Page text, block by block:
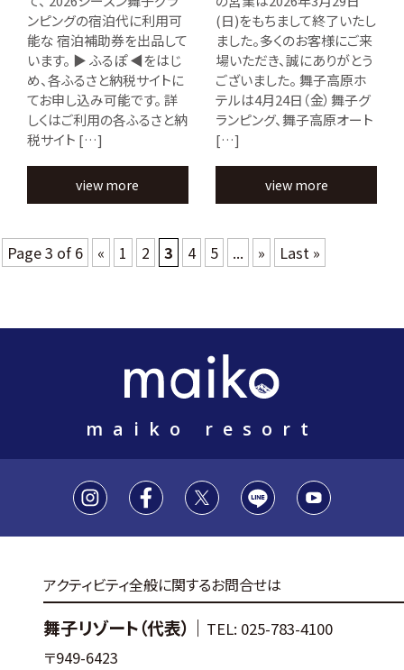
ンピングの宿泊代に利用可
能な 宿泊補助券を出品して
います。 ▶ ふるぽ ◀をはじ
め、各ふるさと納税サイトに
てお申し込み可能です。 詳
しくはご利用の各ふるさと納
税サイト […]
view more
(日)をもちまして終了いたし
ました。多くのお客様にご来
場いただき、誠にありがとう
ございました。 舞子高原ホ
テルは4月24日（金）舞子グ
ランピング、舞子高原オート
[…]
view more
Page 3 of 6 « 1 2 3 4 5 ... » Last »
maiko resort
アクティビティ全般に関するお問合せは
舞子リゾート（代表）｜ TEL: 025-783-4100
〒949-6423